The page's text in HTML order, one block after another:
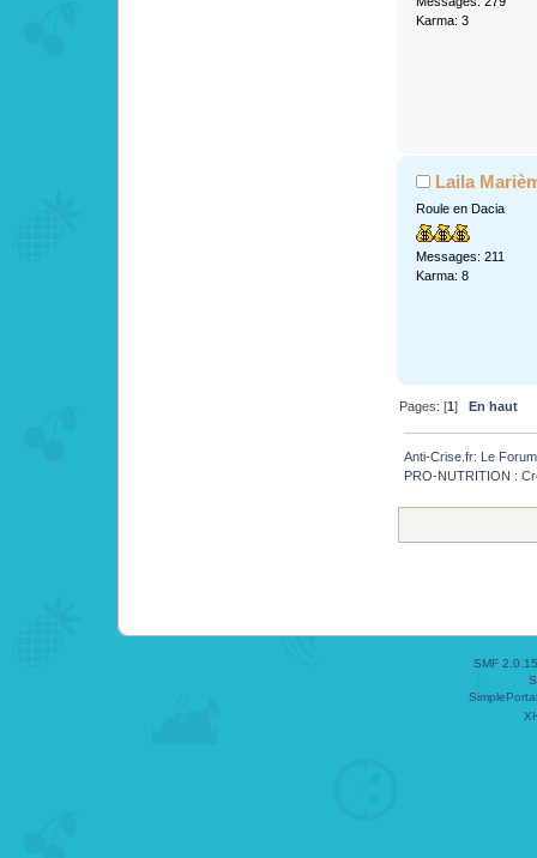
Karma: 3
Laila
Roule en Dacia
Messages: 211
Karma: 8
Pages: [1]En haut
Anti-Crise.fr: Le Forum
PRO-NUTRITION :
SMF 2.0.15